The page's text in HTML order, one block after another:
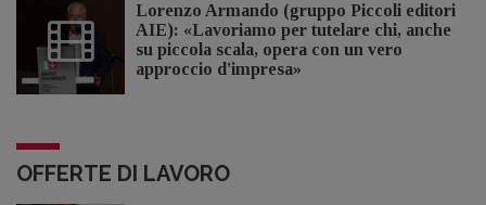
Lorenzo Armando (gruppo Piccoli editori
AIE): «Lavoriamo per tutelare chi, anche
su piccola scala, opera con un vero
approccio d'impresa»
OFFERTE DI LAVORO